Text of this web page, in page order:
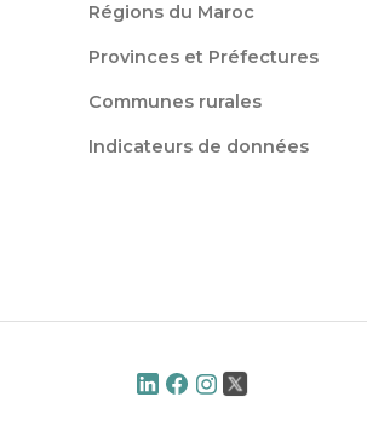
Régions du Maroc
Provinces et Préfectures
Communes rurales
Indicateurs de données